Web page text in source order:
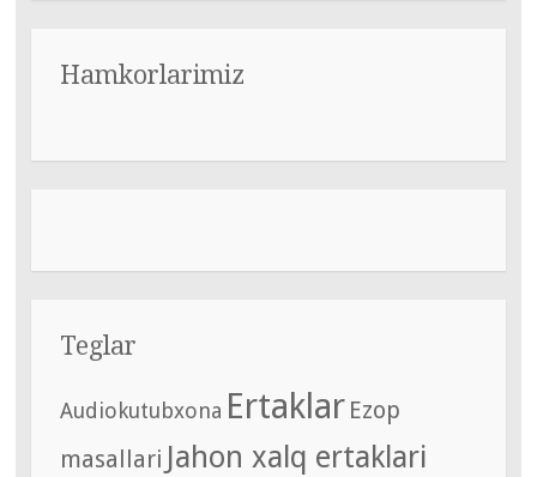
Hamkorlarimiz
Teglar
Audiokutubxona Ertaklar Ezop
masallari Jahon xalq ertaklari